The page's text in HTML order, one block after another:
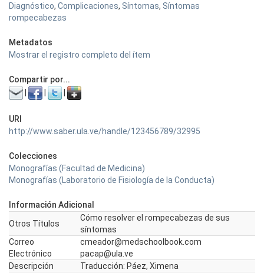
Diagnóstico, Complicaciones, Síntomas, Síntomas
rompecabezas
Metadatos
Mostrar el registro completo del ítem
Compartir por...
URI
http://www.saber.ula.ve/handle/123456789/32995
Colecciones
Monografías (Facultad de Medicina)
Monografías (Laboratorio de Fisiología de la Conducta)
Información Adicional
Otros Títulos
Cómo resolver el rompecabezas de sus
síntomas
Correo
Electrónico
cmeador@medschoolbook.com
pacap@ula.ve
Descripción
Traducción: Páez, Ximena